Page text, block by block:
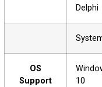
Delphi
OS
Support